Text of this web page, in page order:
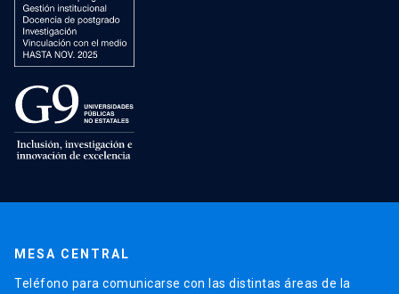
MESA CENTRAL
Teléfono para comunicarse con las distintas áreas de la